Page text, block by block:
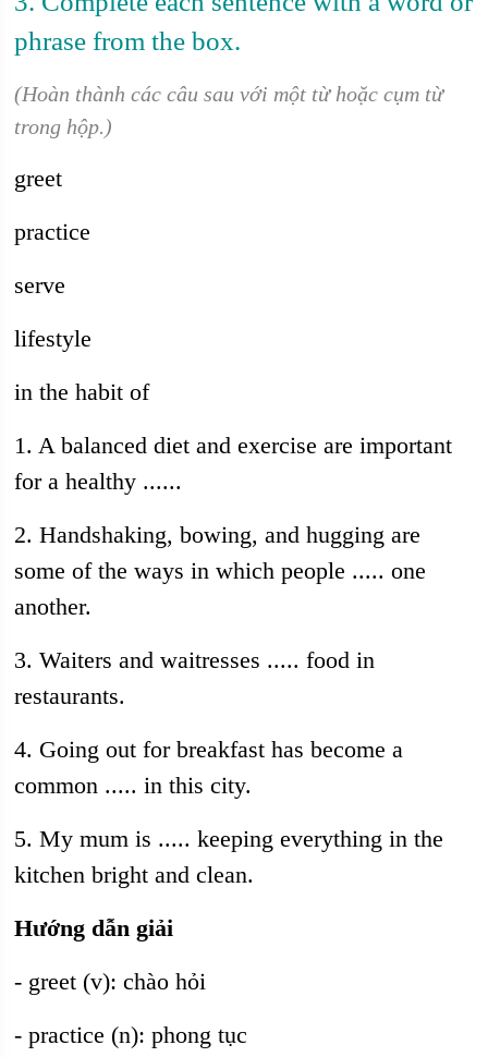
phrase from the box.
(Hoàn thành các câu sau với một từ hoặc cụm từ
trong hộp.)
greet
practice
serve
lifestyle
in the habit of
1. A balanced diet and exercise are important
for a healthy ......
2. Handshaking, bowing, and hugging are
some of the ways in which people ..... one
another.
3. Waiters and waitresses ..... food in
restaurants.
4. Going out for breakfast has become a
common ..... in this city.
5. My mum is ..... keeping everything in the
kitchen bright and clean.
Hướng dẫn giải
- greet (v): chào hỏi
- practice (n): phong tục